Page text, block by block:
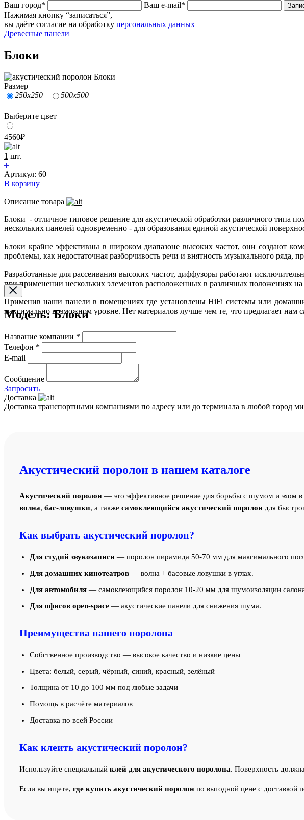
Ваш город*
Ваш e-mail*
Нажимая кнопку “записаться”,
вы даёте согласие на обработку персональных данных
Древесные панели
Блоки
Размер
250x250
500х500
Выберите цвет
4560₽
1 шт.
Артикул: 60
В корзину
Описание товара
Блоки - отличное типовое решение для акустической обработки различного типа
нескольких панелей одновременно - для образования единой акустической
Блоки крайне эффективны в широком диапазоне высоких частот, они создают
проблемы, как недостаточная разборчивость речи и внятность музыкального
Разработанные для рассеивания высоких частот, диффузоры работают
при применении нескольких элементов расположенных в различных положениях
Применив наши панели в помещениях где установлены HiFi системы или
максимально возможном уровне. Нет материалов лучше чем те, что предлагает нам
Модель: Блоки
Название компании *
Телефон *
E-mail
Сообщение
Запросить
Доставка
Доставка транспортными компаниями по адресу или до терминала в любой город
Акустический поролон в нашем каталоге
Акустический поролон — это эффективное решение для борьбы с шумом и эхом
волна, бас-ловушки, а также самоклеющийся акустический поролон для
Как выбрать акустический поролон?
Для студий звукозаписи — поролон пирамида 50-70 мм для максимального
Для домашних кинотеатров — волна + басовые ловушки в углах.
Для автомобиля — самоклеющийся поролон 10-20 мм для шумоизоляции
Для офисов open-space — акустические панели для снижения шума.
Преимущества нашего поролона
Собственное производство — высокое качество и низкие цены
Цвета: белый, серый, чёрный, синий, красный, зелёный
Толщина от 10 до 100 мм под любые задачи
Помощь в расчёте материалов
Доставка по всей России
Как клеить акустический поролон?
Используйте специальный клей для акустического поролона. Поверхность
Если вы ищете, где купить акустический поролон по выгодной цене с доставкой